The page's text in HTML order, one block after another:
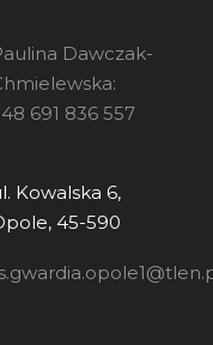
Dawczak-
691 836 557
Kowalska 6,
45-590